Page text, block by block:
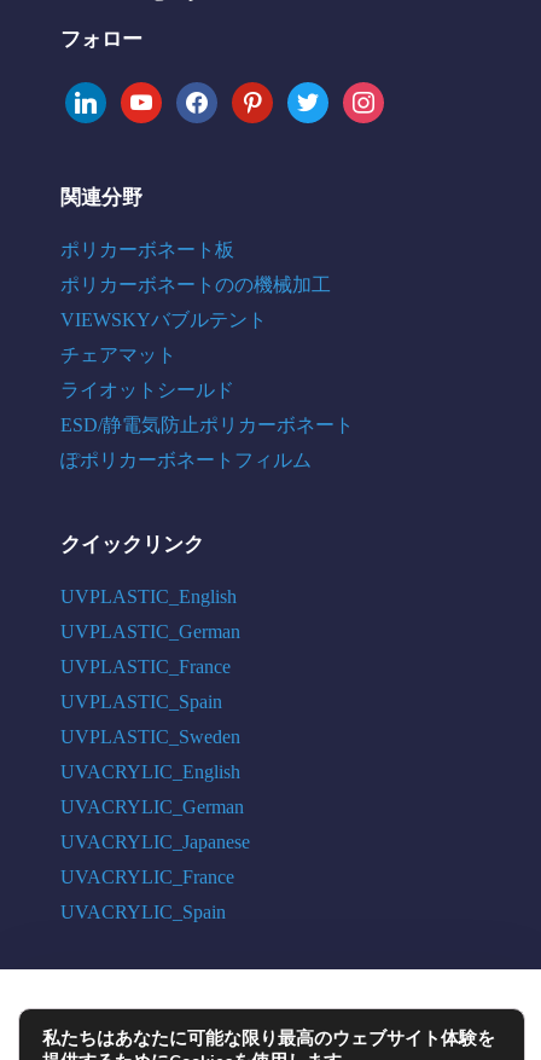
フォロー
linkedinyoutubefacebookpinteresttwitter instagram
関連分野
ポリカーボネート板
ポリカーボネートのの機械加工
VIEWSKYバブルテント
チェアマット
ライオットシールド
ESD/静電気防止ポリカーボネート
ぽポリカーボネートフィルム
クイックリンク
UVPLASTIC_English
UVPLASTIC_German
UVPLASTIC_France
UVPLASTIC_Spain
UVPLASTIC_Sweden
UVACRYLIC_English
UVACRYLIC_German
UVACRYLIC_Japanese
UVACRYLIC_France
UVACRYLIC_Spain
COPYRIGHT © 2004 - 2026 UVPLASTIC MATERIAL TECHNOLOGY CO.,
LTD. ALL RIGHTS RESERVED
私たちはあなたに可能な限り最高のウェブサイト体験を